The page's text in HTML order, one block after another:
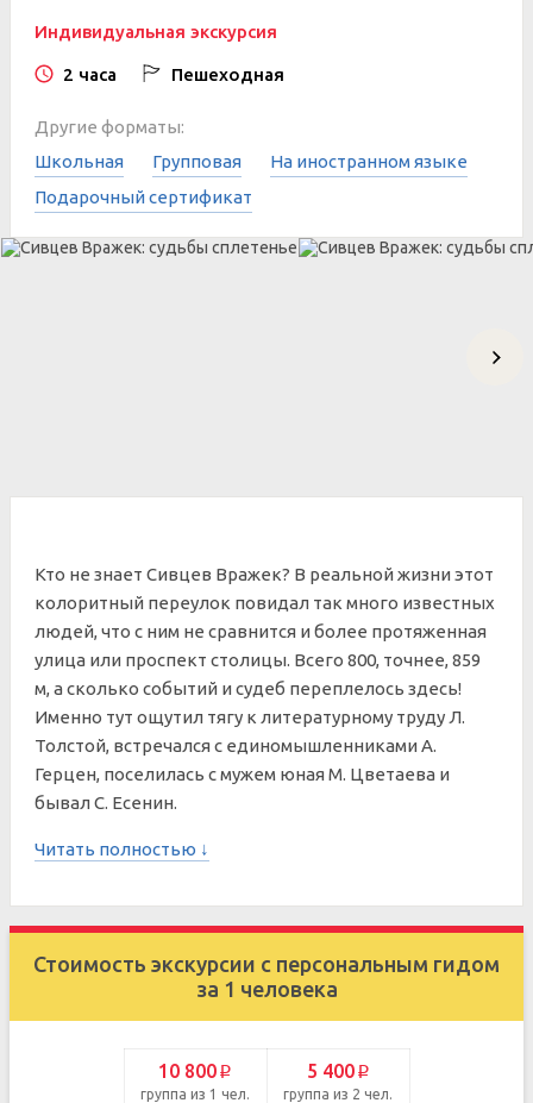
Индивидуальная экскурсия
2 часа Пешеходная
Другие форматы:
Школьная
Групповая
На иностранном языке
Подарочный сертификат
Кто не знает Сивцев Вражек? В реальной жизни этот
колоритный переулок повидал так много известных
людей, что с ним не сравнится и более протяженная
улица или проспект столицы. Всего 800, точнее, 859
м, а сколько событий и судеб переплелось здесь!
Именно тут ощутил тягу к литературному труду Л.
Толстой, встречался с единомышленниками А.
Герцен, поселилась с мужем юная М. Цветаева и
бывал С. Есенин.
Читать полностью ↓
Стоимость экскурсии с персональным гидом
за 1 человека
10 800 p
группа из 1 чел.
5 400p
группа из 2 чел.